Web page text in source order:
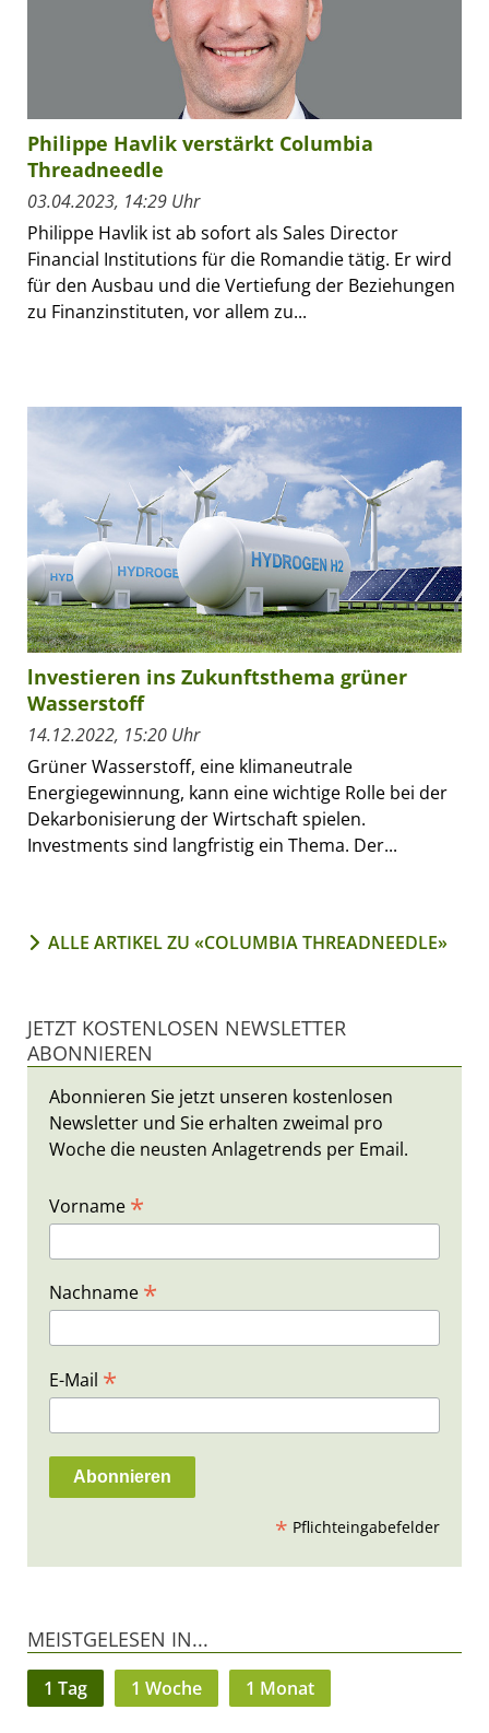
Philippe Havlik verstärkt Columbia
Threadneedle
03.04.2023, 14:29 Uhr
Philippe Havlik ist ab sofort als Sales Director
Financial Institutions für die Romandie tätig. Er wird
für den Ausbau und die Vertiefung der Beziehungen
zu Finanzinstituten, vor allem zu...
lnvestieren ins Zukunftsthema grüner
Wasserstoff
14.12.2022, 15:20 Uhr
Grüner Wasserstoff, eine klimaneutrale
Energiegewinnung, kann eine wichtige Rolle bei der
Dekarbonisierung der Wirtschaft spielen.
Investments sind langfristig ein Thema. Der...
ALLE ARTIKEL ZU «COLUMBIA THREADNEEDLE»
JETZT KOSTENLOSEN NEWSLETTER
ABONNIEREN
Abonnieren Sie jetzt unseren kostenlosen
Newsletter und Sie erhalten zweimal pro
Woche die neusten Anlagetrends per Email.
Vorname *
Nachname *
E-Mail *
* Pflichteingabefelder
MEISTGELESEN IN...
1 Tag 1 Woche 1 Monat